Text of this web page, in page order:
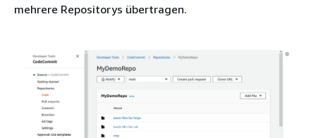
mehrere Repositorys übertragen.